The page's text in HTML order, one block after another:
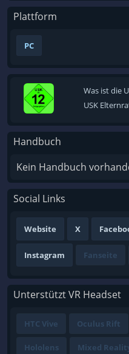
Plattform
PC
Was ist die
USK
Handbuch
Kein Handbuch
Social Links
Website X
Instagram Fanseite
Unterstützt VR Headset
HTC Vive Oculus Rift
Hololens Mixed